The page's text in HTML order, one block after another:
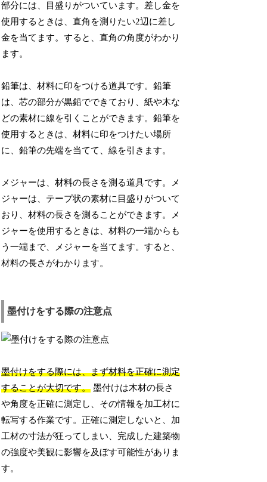
部分には、目盛りがついています。差し金を
使用するときは、直角を測りたい2辺に差し
金を当てます。すると、直角の角度がわかり
ます。
鉛筆は、材料に印をつける道具です。鉛筆
は、芯の部分が黒鉛でできており、紙や木な
どの素材に線を引くことができます。鉛筆を
使用するときは、材料に印をつけたい場所
に、鉛筆の先端を当てて、線を引きます。
メジャーは、材料の長さを測る道具です。メ
ジャーは、テープ状の素材に目盛りがついて
おり、材料の長さを測ることができます。メ
ジャーを使用するときは、材料の一端からも
う一端まで、メジャーを当てます。すると、
材料の長さがわかります。
墨付けをする際の注意点
墨付けをする際には、まず材料を正確に測定
することが大切です。 墨付けは木材の長さ
や角度を正確に測定し、その情報を加工材に
転写する作業です。正確に測定しないと、加
工材の寸法が狂ってしまい、完成した建築物
の強度や美観に影響を及ぼす可能性がありま
す。